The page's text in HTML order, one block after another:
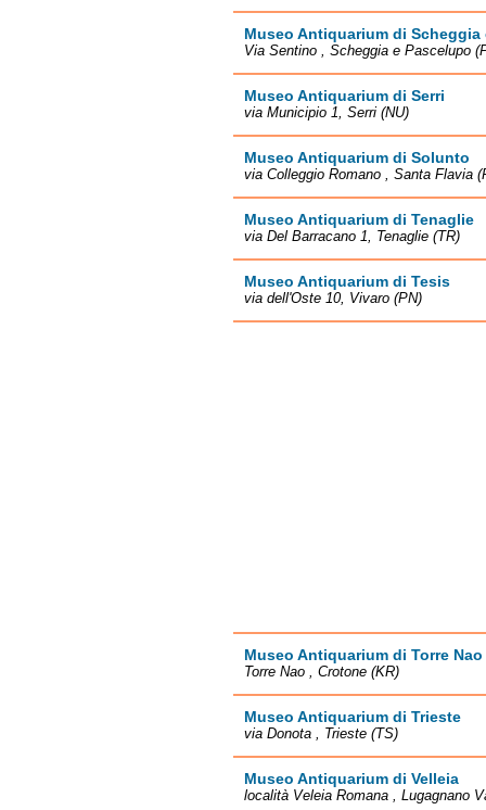
Museo Antiquarium di Scheggia
Via Sentino , Scheggia e Pascelupo
Museo Antiquarium di Serri
via Municipio 1, Serri (NU)
Museo Antiquarium di Solunto
via Colleggio Romano , Santa Flavia
Museo Antiquarium di Tenaglie
via Del Barracano 1, Tenaglie (TR)
Museo Antiquarium di Tesis
via dell'Oste 10, Vivaro (PN)
Museo Antiquarium di Torre Nao
Torre Nao , Crotone (KR)
Museo Antiquarium di Trieste
via Donota , Trieste (TS)
Museo Antiquarium di Velleia
località Veleia Romana , Lugagnano